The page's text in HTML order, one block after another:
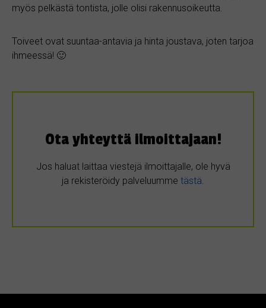
myös pelkästä tontista, jolle olisi rakennusoikeutta.
Toiveet ovat suuntaa-antavia ja hinta joustava, joten tarjoa
ihmeessä! 🙂
Ota yhteyttä ilmoittajaan!
Jos haluat laittaa viestejä ilmoittajalle, ole hyvä
ja rekisteröidy palveluumme tästä